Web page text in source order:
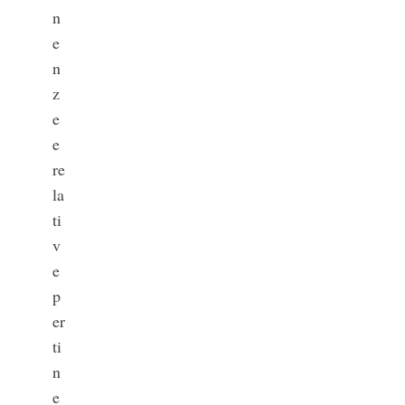
n
e
n
z
e
e
re
la
ti
v
e
p
er
ti
n
e